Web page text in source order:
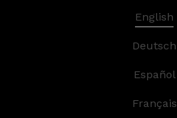
English
Deutsch
Español
Français